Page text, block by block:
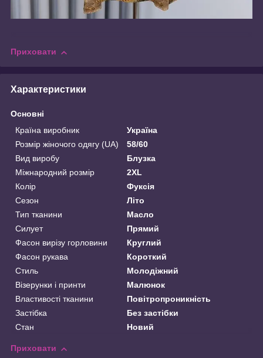
Приховати
Характеристики
Основні
Країна виробник
Україна
Розмір жіночого одягу (UA)
58/60
Вид виробу
Блузка
Міжнародний розмір
2XL
Колір
Фуксія
Сезон
Літо
Тип тканини
Масло
Силует
Прямий
Фасон вирізу горловини
Круглий
Фасон рукава
Короткий
Стиль
Молодіжний
Візерунки і принти
Малюнок
Властивості тканини
Повітропроникність
Застібка
Без застібки
Стан
Новий
Приховати